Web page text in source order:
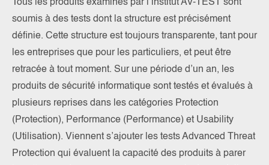
Tous les produits examinés par l’institut AV-TEST sont
soumis à des tests dont la structure est précisément
définie. Cette structure est toujours transparente, tant pour
les entreprises que pour les particuliers, et peut être
retracée à tout moment. Sur une période d’un an, les
produits de sécurité informatique sont testés et évalués à
plusieurs reprises dans les catégories Protection
(Protection), Performance (Performance) et Usability
(Utilisation). Viennent s’ajouter les tests Advanced Threat
Protection qui évaluent la capacité des produits à parer